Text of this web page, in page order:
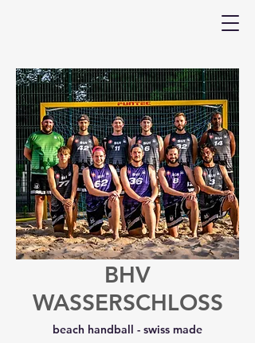
BHV
WASSERSCHLOSS
beach handball - swiss made